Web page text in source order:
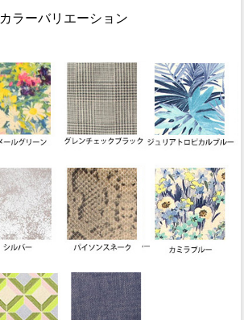
カラーバリエーション